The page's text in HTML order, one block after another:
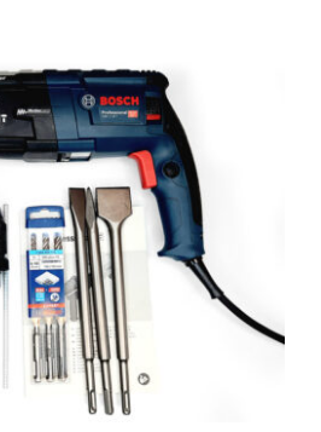
GBH2-28 F [SET]
Professional